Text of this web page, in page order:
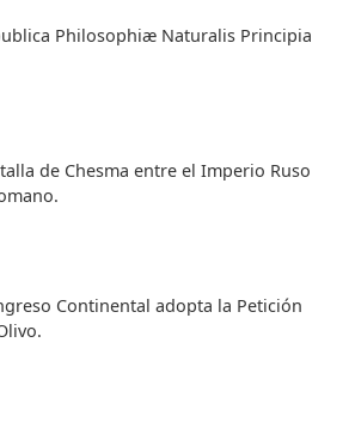
Philosophiæ Naturalis Principia
de Chesma entre el Imperio Ruso
Continental adopta la Petición